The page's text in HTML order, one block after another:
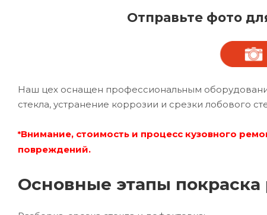
Отправьте фото
Наш цех оснащен профессиональным
стекла, устранение коррозии и срезки лобового
*Внимание, стоимость и процесс кузовного
повреждений.
Основные этапы покраска